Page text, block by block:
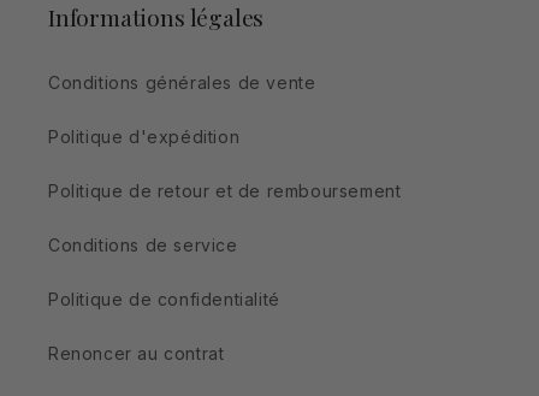
Informations légales
Conditions générales de vente
Politique d'expédition
Politique de retour et de remboursement
Conditions de service
Politique de confidentialité
Renoncer au contrat